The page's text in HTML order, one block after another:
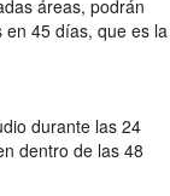
áreas, podrán
45 días, que es la
durante las 24
dentro de las 48